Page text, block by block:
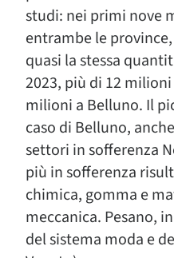
studi: nei primi nove
entrambe le
quasi la stessa
2023, più di 12
milioni a Belluno. Il
caso di Belluno,
settori in sofferenza
più in sofferenza
chimica, gomma e
meccanica. Pesano,
del sistema moda e